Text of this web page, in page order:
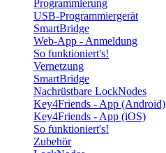
Programmierung
USB-Programmiergerät
SmartBridge
Web-App - Anmeldung
So funktioniert's!
Vernetzung
SmartBridge
Nachrüstbare LockNodes
Key4Friends - App (Android)
Key4Friends - App (iOS)
So funktioniert's!
Zubehör